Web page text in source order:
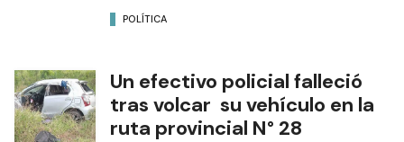
POLÍTICA
Un efectivo policial falleció
tras volcar su vehículo en la
ruta provincial N° 28